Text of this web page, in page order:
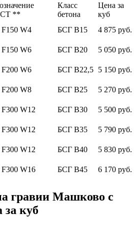
**
Класс
бетона
Цена за
куб
W4 БСГ В15
4 875 руб.
W6 БСГ В20
5 050 руб.
W6 БСГ В22,5 5 150 руб.
W8 БСГ В25
5 270 руб.
W12 БСГ В30
5 500 руб.
W12 БСГ В35
5 790 руб.
W12 БСГ В40
5 830 руб.
W16 БСГ В45 6 170 руб.
гравии Машково с
за куб